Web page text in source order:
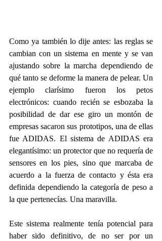
Como ya también lo dije antes: las reglas se
cambian con un sistema en mente y se van
ajustando sobre la marcha dependiendo de
qué tanto se deforme la manera de pelear. Un
ejemplo clarísimo fueron los petos
electrónicos: cuando recién se esbozaba la
posibilidad de dar ese giro un montón de
empresas sacaron sus prototipos, una de ellas
fue ADIDAS. El sistema de ADIDAS era
elegantísimo: un protector que no requería de
sensores en los pies, sino que marcaba de
acuerdo a la fuerza de contacto y ésta era
definida dependiendo la categoría de peso a
la que pertenecías. Una maravilla.
Este sistema realmente tenía potencial para
haber sido definitivo, de no ser por un